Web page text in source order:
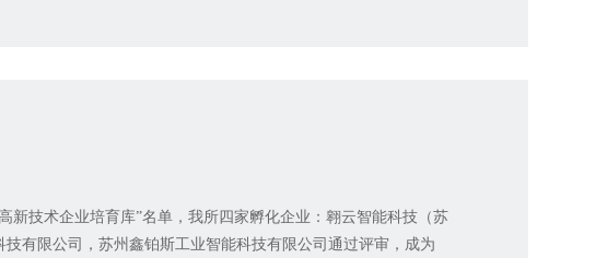
新技术企业培育库”名单，我所四家孵化企业：翱云智能科技（苏
有限公司，苏州鑫铂斯工业智能科技有限公司通过评审，成为